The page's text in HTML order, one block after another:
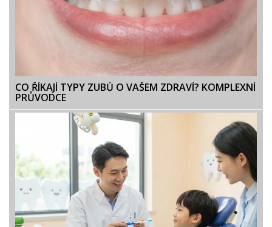
CO ŘÍKAJÍ TYPY ZUBŮ O VAŠEM ZDRAVÍ? KOMPLEXNÍ
PRŮVODCE